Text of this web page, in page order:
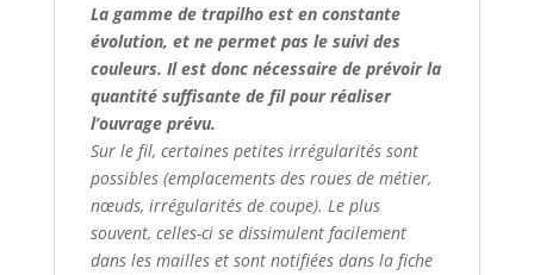
La gamme de trapilho est en constante
évolution, et ne permet pas le suivi des
couleurs. Il est donc nécessaire de prévoir la
quantité suffisante de fil pour réaliser
l’ouvrage prévu.
Sur le fil, certaines petites irrégularités sont
possibles (emplacements des roues de métier,
nœuds, irrégularités de coupe). Le plus
souvent, celles-ci se dissimulent facilement
dans les mailles et sont notifiées dans la fiche